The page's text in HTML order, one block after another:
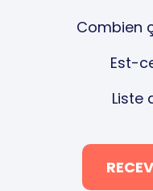
Combien
Est-
Liste